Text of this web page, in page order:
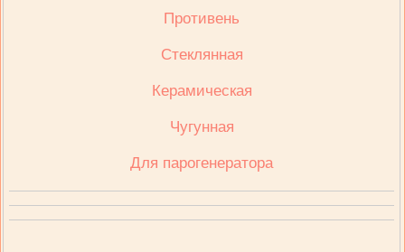
Противень
Стеклянная
Керамическая
Чугунная
Для парогенератора